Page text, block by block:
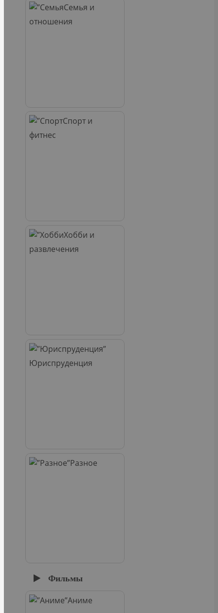
Семья и
отношения
Спорт и
фитнес
Хобби и
развлечения
Юриспруденция
Разное
Фильмы
Аниме